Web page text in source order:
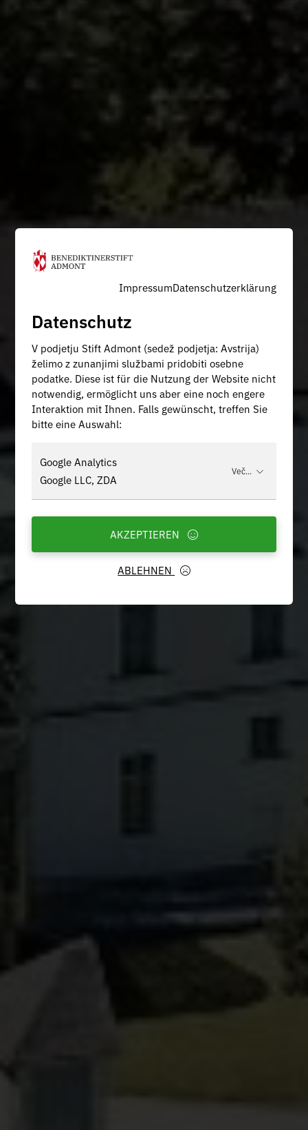
ImpressumDatenschutzerklärung
Datenschutz
V podjetju Stift Admont (sedež podjetja: Avstrija)
želimo z zunanjimi službami pridobiti osebne
podatke. Diese ist für die Nutzung der Website nicht
notwendig, ermöglicht uns aber eine noch engere
Interaktion mit Ihnen. Falls gewünscht, treffen Sie
bitte eine Auswahl:
Google Analytics
Google LLC, ZDA
Več...
ABLEHNEN
AKZEPTIEREN